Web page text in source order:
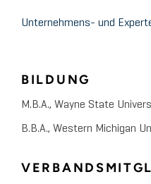
Unternehmens- und
BILDUNG
M.B.A., Wayne State
B.B.A., Western Michigan